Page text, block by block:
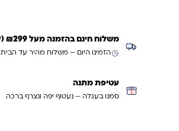
משלוח חינם בהזמנה מעל ₪299 (למעט ריהוט)
הזמינו היום — משלוח מהיר עד הבית
עטיפת מתנה
סמנו בעגלה — נעטוף יפה ונצרף ברכה